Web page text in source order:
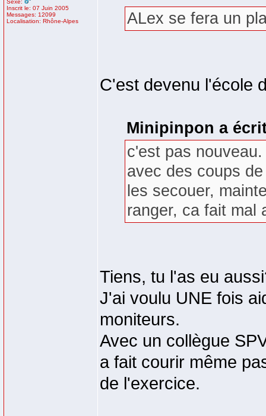
Sexe:
Inscrit le: 07 Juin 2005
Messages: 12099
Localisation: Rhône-Alpes
ALex se fera un
C'est devenu l'école
Minipinpon a
c'est pas
avec des coups
les secouer,
ranger, ca fait mal
Tiens, tu l'as eu
J'ai voulu UNE fois
moniteurs.
Avec un collègue
a fait courir même
de l'exercice.